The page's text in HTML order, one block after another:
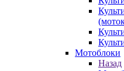
Мотоблоки
Назад